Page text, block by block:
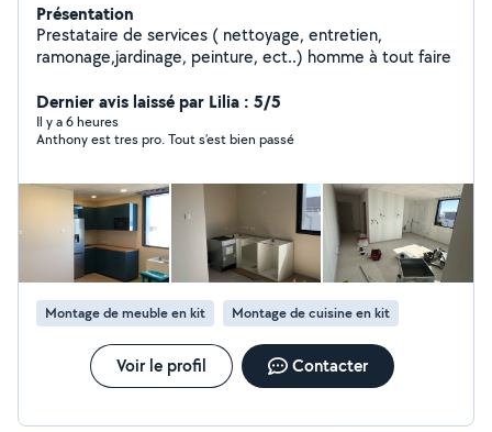
Présentation
Prestataire de services ( nettoyage, entretien,
ramonage,jardinage, peinture, ect..) homme à tout faire
Dernier avis laissé par Lilia : 5/5
Il y a 6 heures
Anthony est tres pro. Tout s’est bien passé
Montage de meuble en kit Montage de cuisine en kit
Voir le profil Contacter